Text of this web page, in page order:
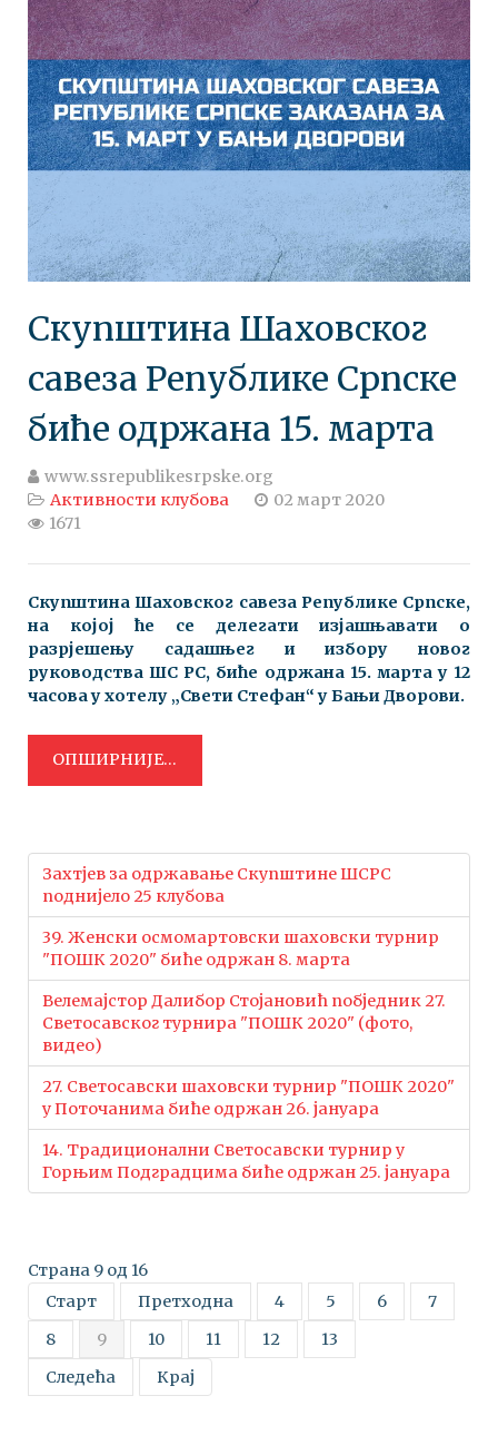
Скупштина Шаховског
савеза Републике Српске
биће одржана 15. марта
www.ssrepublikesrpske.org
Активности клубова
02 март 2020
1671
Скупштина Шаховског савеза Републике Српске,
на којој ће се делегати изјашњавати о
разрјешењу садашњег и избору новог
руководства ШС РС, биће одржана 15. марта у 12
часова у хотелу „Свети Стефан“ у Бањи Дворови.
ОПШИРНИЈЕ...
Захтјев за одржавање Скупштине ШСРС
поднијело 25 клубова
39. Женски осмомартовски шаховски турнир
"ПОШК 2020" биће одржан 8. марта
Велемајстор Далибор Стојановић побједник 27.
Светосавског турнира "ПОШК 2020" (фото,
видео)
27. Светосавски шаховски турнир "ПОШК 2020"
у Поточанима биће одржан 26. јануара
14. Традиционални Светосавски турнир у
Горњим Подградцима биће одржан 25. јануара
Страна 9 од 16
Старт
Претходна 4 5 6
7
8
9 10 11 12
13
Следећа
Крај